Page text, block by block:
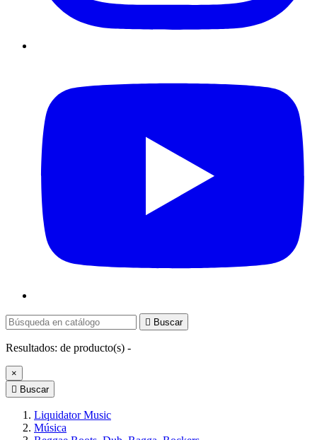
 Buscar
Resultados: de producto(s) -
×
 Buscar
Liquidator Music
Música